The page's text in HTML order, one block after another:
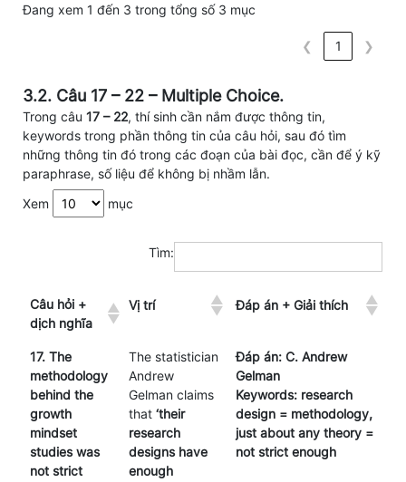
Đang xem 1 đến 3 trong tổng số 3 mục
❮ 1 ❯
3.2. Câu 17 – 22 – Multiple Choice.
Trong câu 17 – 22, thí sinh cần nắm được thông tin,
keywords trong phần thông tin của câu hỏi, sau đó tìm
những thông tin đó trong các đoạn của bài đọc, cần để ý kỹ
paraphrase, số liệu để không bị nhầm lẫn.
Xem
mục
Tìm:
Câu hỏi +
dịch nghĩa
Vị trí Đáp án + Giải thích
17. The
methodology
behind the
growth
mindset
studies was
not strict
The statistician
Andrew
Gelman claims
that ‘their
research
designs have
enough
Đáp án: C. Andrew
Gelman
Keywords: research
design = methodology,
just about any theory =
not strict enough